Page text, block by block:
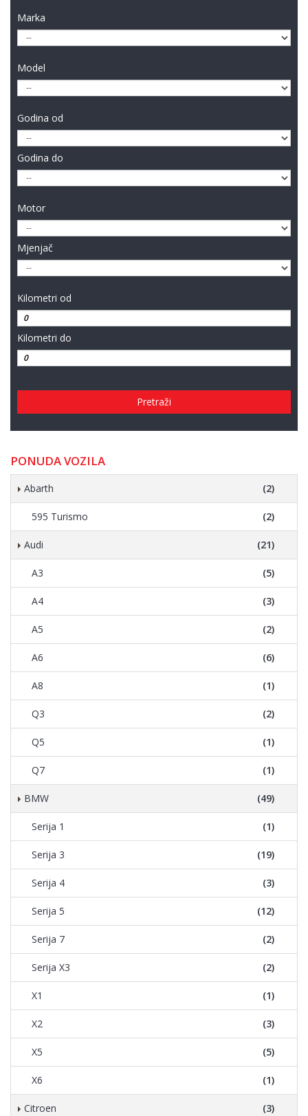
Marka
Model
Godina od
Godina do
Motor
Mjenjač
Kilometri od
Kilometri do
Pretraži
PONUDA VOZILA
Abarth (2)
595 Turismo (2)
Audi (21)
A3 (5)
A4 (3)
A5 (2)
A6 (6)
A8 (1)
Q3 (2)
Q5 (1)
Q7 (1)
BMW (49)
Serija 1 (1)
Serija 3 (19)
Serija 4 (3)
Serija 5 (12)
Serija 7 (2)
Serija X3 (2)
X1 (1)
X2 (3)
X5 (5)
X6 (1)
Citroen (3)